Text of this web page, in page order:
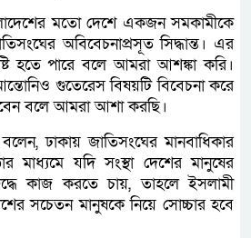
মতো দেশে একজন সমকামীকে
অবিবেচনাপ্রসূত সিদ্ধান্ত। এর
হতে পারে বলে আমরা আশঙ্কা করি।
গুতেরেস বিষয়টি বিবেচনা করে
বলে আমরা আশা করছি।
ঢাকায় জাতিসংঘের মানবাধিকার
মাধ্যমে যদি সংস্থা দেশের মানুষের
কাজ করতে চায়, তাহলে ইসলামী
সচেতন মানুষকে নিয়ে সোচ্চার হবে